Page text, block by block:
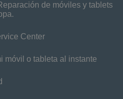
de móviles y tablets
Center
móvil o tableta al instante